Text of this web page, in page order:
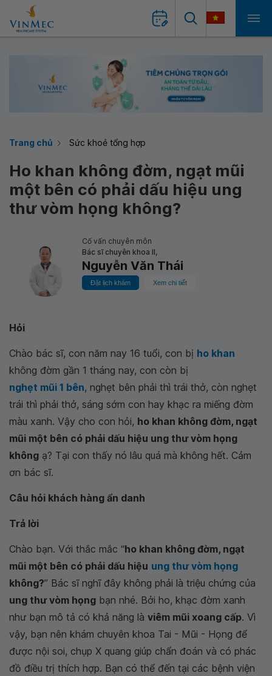
Trang chủ Sức khoẻ tổng hợp
Ho khan không đờm, ngạt mũi
một bên có phải dấu hiệu ung
thư vòm họng không?
Cố vấn chuyên môn
Bác sĩ chuyên khoa II,
Nguyễn Văn Thái
Đặt lịch khám Xem chi tiết
Hỏi
Chào bác sĩ, con năm nay 16 tuổi, con bị ho khan
không đờm gần 1 tháng nay, con còn bị
nghẹt mũi 1 bên, nghẹt bên phải thì trái thở, còn nghẹt
trái thì phải thở, sáng sớm con hay khạc ra miếng đờm
màu xanh. Vậy cho con hỏi, ho khan không đờm, ngạt
mũi một bên có phải dấu hiệu ung thư vòm họng
không ạ? Tại con thấy nó lâu quá mà không hết. Cảm
ơn bác sĩ.
Câu hỏi khách hàng ẩn danh
Trả lời
Chào bạn. Với thắc mắc “ho khan không đờm, ngạt
mũi một bên có phải dấu hiệu ung thư vòm họng
không?” Bác sĩ nghĩ đây không phải là triệu chứng của
ung thư vòm họng bạn nhé. Bởi ho, khạc đờm xanh
như bạn mô tả có khả năng là viêm mũi xoang cấp. Vì
vậy, bạn nên khám chuyên khoa Tai - Mũi - Họng để
được nội soi, chụp X quang giúp chẩn đoán và có phác
đồ điều trị thích hợp. Bạn có thể đến tại các bệnh viện